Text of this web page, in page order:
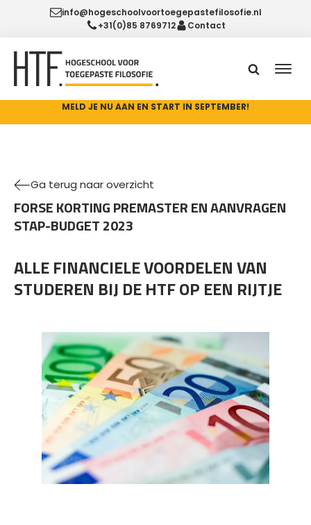
info@hogeschoolvoortoegepastefilosofie.nl
+31(0)85 8769712
Contact
MELD JE NU AAN EN START IN SEPTEMBER!
Ga terug naar overzicht
FORSE KORTING PREMASTER EN AANVRAGEN
STAP-BUDGET 2023
ALLE FINANCIELE VOORDELEN VAN
STUDEREN BIJ DE HTF OP EEN RIJTJE